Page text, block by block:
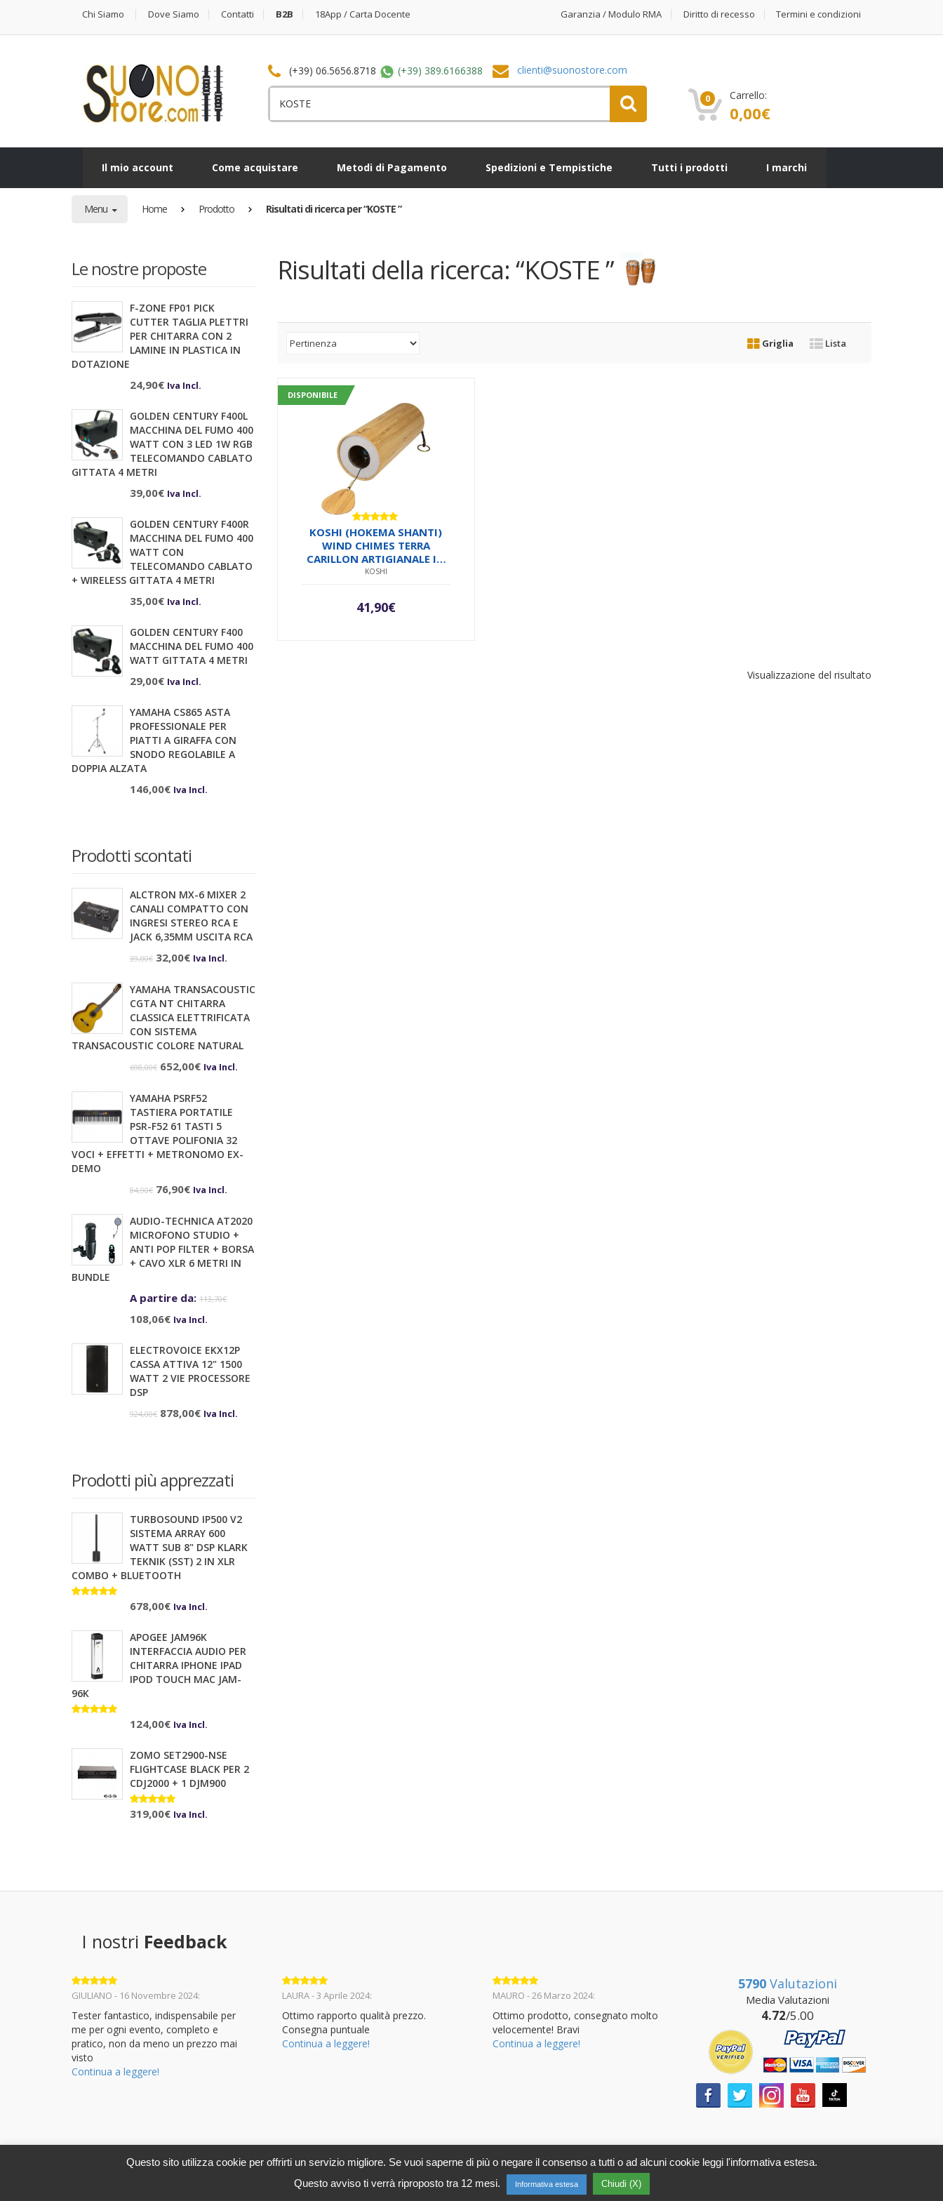
Chi Siamo Dove Siamo Contatti B2B 18App / Carta Docente Garanzia / Modulo RMA Diritto di recesso Termini e condizioni
(+39) 06.5656.8718 (+39) 389.6166388
clienti@suonostore.com
per:
0 Carrello:
0,00€
Il mio account Come acquistare Metodi di Pagamento Spedizioni e Tempistiche Tutti i prodotti I marchi
Menu Home Prodotto Risultati di ricerca per “KOSTE ”
Risultati della ricerca: “KOSTE ”
Griglia Lista
DISPONIBILE
Valutato
5.00su 5
KOSHI (HOKEMA SHANTI)
WIND CHIMES TERRA
CARILLON ARTIGIANALE IN
BAMBOO FATTO A MANO IN
MADE IN EUROPE
KOSHI
41,90€
Visualizzazione del risultato
Le nostre proposte
F-ZONE FP01 PICK
CUTTER TAGLIA PLETTRI
PER CHITARRA CON 2
LAMINE IN PLASTICA IN
DOTAZIONE
24,90€ Iva Incl.
GOLDEN CENTURY F400L
MACCHINA DEL FUMO 400
WATT CON 3 LED 1W RGB
TELECOMANDO CABLATO
GITTATA 4 METRI
39,00€ Iva Incl.
GOLDEN CENTURY F400R
MACCHINA DEL FUMO 400
WATT CON
TELECOMANDO CABLATO
+ WIRELESS GITTATA 4 METRI
35,00€ Iva Incl.
GOLDEN CENTURY F400
MACCHINA DEL FUMO 400
WATT GITTATA 4 METRI
29,00€ Iva Incl.
YAMAHA CS865 ASTA
PROFESSIONALE PER
PIATTI A GIRAFFA CON
SNODO REGOLABILE A
DOPPIA ALZATA
146,00€ Iva Incl.
Prodotti scontati
ALCTRON MX-6 MIXER 2
CANALI COMPATTO CON
INGRESI STEREO RCA E
JACK 6,35MM USCITA RCA
39,00€ Il
originale
era:
39,00€.
32,00€Il
attuale
è:
32,00€.
Iva Incl.
YAMAHA TRANSACOUSTIC
CGTA NT CHITARRA
CLASSICA ELETTRIFICATA
CON SISTEMA
TRANSACOUSTIC COLORE NATURAL
698,00€ Il
originale
era:
698,00€.
652,00€Il
attuale
è:
652,00€.
Iva Incl.
YAMAHA PSRF52
TASTIERA PORTATILE
PSR-F52 61 TASTI 5
OTTAVE POLIFONIA 32
VOCI + EFFETTI + METRONOMO EX-
DEMO
84,90€ Il
originale
era:
84,90€.
76,90€Il
attuale
è:
76,90€.
Iva Incl.
AUDIO-TECHNICA AT2020
MICROFONO STUDIO +
ANTI POP FILTER + BORSA
+ CAVO XLR 6 METRI IN
BUNDLE
A partire da: 113,70€
Il
originale
era:
113,70€.
108,06€Il
attuale
è:
Iva Incl.
ELECTROVOICE EKX12P
CASSA ATTIVA 12" 1500
WATT 2 VIE PROCESSORE
DSP
924,00€ Il
924,00€.
878,00€Il
878,00€.
Iva Incl.
Prodotti più apprezzati
TURBOSOUND IP500 V2
SISTEMA ARRAY 600
WATT SUB 8" DSP KLARK
TEKNIK (SST) 2 IN XLR
COMBO + BLUETOOTH
10.00su 5
678,00€ Iva Incl.
APOGEE JAM96K
INTERFACCIA AUDIO PER
CHITARRA IPHONE IPAD
IPOD TOUCH MAC JAM-
96K
124,00€ Iva Incl.
ZOMO SET2900-NSE
FLIGHTCASE BLACK PER 2
CDJ2000 + 1 DJM900
Valutato
5.00su 5
319,00€ Iva Incl.
I nostri Feedback
Valutato 5
GIULIANO - 16 Novembre 2024:
Tester fantastico, indispensabile per
me per ogni evento, completo e
pratico, non da meno un prezzo mai
visto
Continua a leggere!
Valutato 5
LAURA - 3 Aprile 2024:
Ottimo rapporto qualità prezzo.
Consegna puntuale
Continua a leggere!
Valutato5
MAURO - 26 Marzo 2024:
Ottimo prodotto, consegnato molto
velocemente! Bravi
Continua a leggere!
5790Valutazioni
Media Valutazioni
4.72/5.00
SuonoStore.com s.r.l.Via Ignazio Losacco, 37 - 02047 Poggio Mirteto (RI) - P.IVA 01112470578 SDI: SUBM70N - REA RI-69195
Questo sito utilizza cookie per offrirti un servizio migliore. Se vuoi saperne di più o negare il consenso a tutti o ad alcuni cookie leggi l'informativa estesa.
Questo avviso ti verrà riproposto tra 12 mesi.
Informativa estesa Chiudi (X)